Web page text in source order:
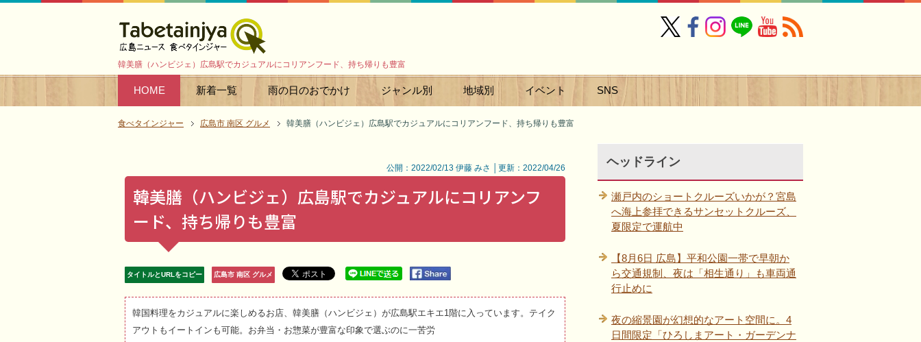
韓美膳（ハンビジェ）広島駅でカジュアルにコリアンフード、持ち帰りも豊富
HOME 新着一覧 雨の日のおでかけ ジャンル別 地域別 イベント SNS
食べタインジャー 広島市 南区 グルメ 韓美膳（ハンビジェ）広島駅でカジュアルにコリアンフード、持ち帰りも豊富
公開：2022/02/13 伊藤 みさ │更新：2022/04/26
韓美膳（ハンビジェ）広島駅でカジュアルにコリアンフ
ード、持ち帰りも豊富
タイトルとURLをコピー 広島市 南区 グルメ
韓国料理をカジュアルに楽しめるお店、韓美膳（ハンビジェ）が広島駅エキエ1階に入っています。テイク
アウトもイートインも可能。お弁当・お惣菜が豊富な印象で選ぶのに一苦労
ヘッドライン
瀬戸内のショートクルーズいかが？宮島
へ海上参拝できるサンセットクルーズ、
夏限定で運航中
【8月6日 広島】平和公園一帯で早朝か
ら交通規制、夜は「相生通り」も車両通
行止めに
夜の縮景園が幻想的なアート空間に。4
日間限定「ひろしまアート・ガーデンナ